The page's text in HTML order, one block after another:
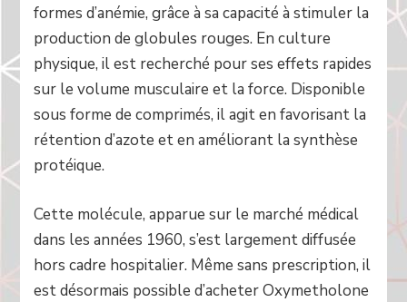
formes d’anémie, grâce à sa capacité à stimuler la
production de globules rouges. En culture
physique, il est recherché pour ses effets rapides
sur le volume musculaire et la force. Disponible
sous forme de comprimés, il agit en favorisant la
rétention d’azote et en améliorant la synthèse
protéique.
Cette molécule, apparue sur le marché médical
dans les années 1960, s’est largement diffusée
hors cadre hospitalier. Même sans prescription, il
est désormais possible d’acheter Oxymetholone